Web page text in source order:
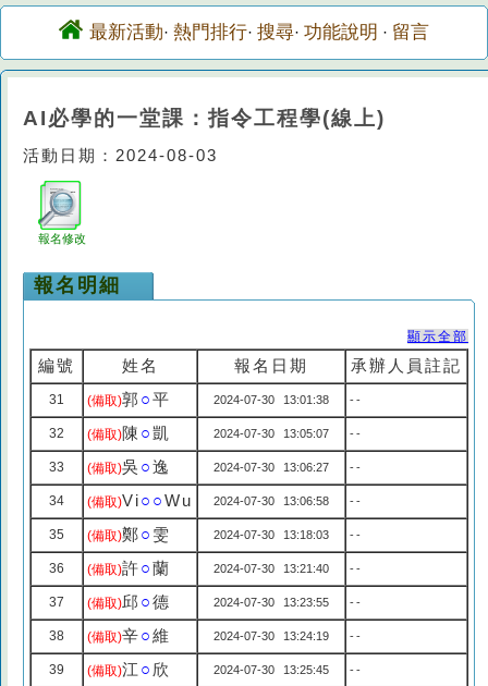
最新活動· 熱門排行· 搜尋· 功能說明 · 留言
AI必學的一堂課：指令工程學(線上)
活動日期：2024-08-03
報名修改
報名明細
顯示全部
編號 姓名 報名日期 承辦人員註記
31 (備取)郭 ○平 2024-07-30 13:01:38 --
32 (備取)陳 ○凱 2024-07-30 13:05:07 --
33 (備取)吳 ○逸 2024-07-30 13:06:27 --
34 (備取)Vi○○Wu 2024-07-30 13:06:58 --
35 (備取)鄭○ 雯 2024-07-30 13:18:03 --
36 (備取)許○蘭 2024-07-30 13:21:40 --
37 (備取)邱 ○德 2024-07-30 13:23:55 --
38 (備取)辛○維 2024-07-30 13:24:19 --
39 (備取)江 ○ 欣 2024-07-30 13:25:45 --